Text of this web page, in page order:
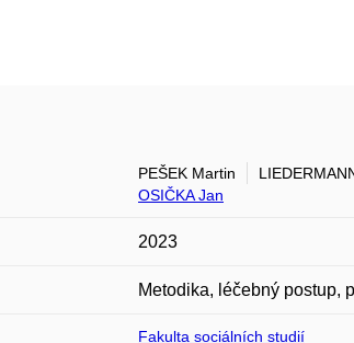
PEŠEK Martin
OSIČKA Jan
2023
Metodika, léčebný postup,
Fakulta sociálních studií